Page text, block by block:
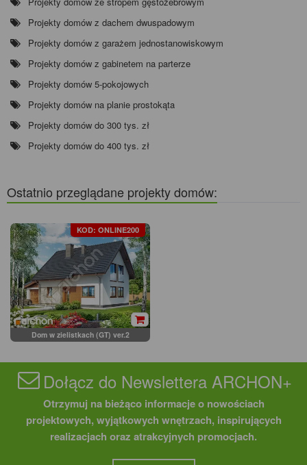
Projekty domów z dachem dwuspadowym
Projekty domów z garażem jednostanowiskowym
Projekty domów z gabinetem na parterze
Projekty domów 5-pokojowych
Projekty domów na planie prostokąta
Projekty domów do 300 tys. zł
Projekty domów do 400 tys. zł
Ostatnio przeglądane projekty domów:
KOD: ONLINE200
Dom w zielistkach (GT) ver.2
Dołącz do Newslettera ARCHON+
Otrzymuj na bieżąco informacje o nowościach
projektowych, wyjątkowych wnętrzach, inspirujących
realizacjach oraz atrakcyjnych promocjach.